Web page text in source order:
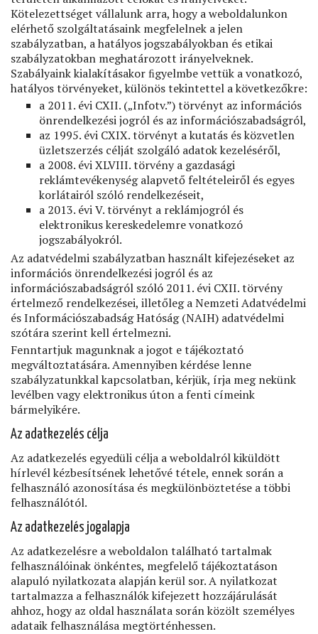
Kötelezettséget vállalunk arra, hogy a weboldalunkon
elérhető szolgáltatásaink megfelelnek a jelen
szabályzatban, a hatályos jogszabályokban és etikai
szabályzatokban meghatározott irányelveknek.
Szabályaink kialakításakor ﬁgyelmbe vettük a vonatkozó,
hatályos törvényeket, különös tekintettel a következőkre:
a 2011. évi CXII. („Infotv.”) törvényt az információs
önrendelkezési jogról és az információszabadságról,
az 1995. évi CXIX. törvényt a kutatás és közvetlen
üzletszerzés célját szolgáló adatok kezeléséről,
a 2008. évi XLVIII. törvény a gazdasági
reklámtevékenység alapvető feltételeiről és egyes
korlátairól szóló rendelkezéseit,
a 2013. évi V. törvényt a reklámjogról és
elektronikus kereskedelemre vonatkozó
jogszabályokról.
Az adatvédelmi szabályzatban használt kifejezéseket az
információs önrendelkezési jogról és az
információszabadságról szóló 2011. évi CXII. törvény
értelmező rendelkezései, illetőleg a Nemzeti Adatvédelmi
és Információszabadság Hatóság (NAIH) adatvédelmi
szótára szerint kell értelmezni.
Fenntartjuk magunknak a jogot e tájékoztató
megváltoztatására. Amennyiben kérdése lenne
szabályzatunkkal kapcsolatban, kérjük, írja meg nekünk
levélben vagy elektronikus úton a fenti címeink
bármelyikére.
Az adatkezelés célja
Az adatkezelés egyedüli célja a weboldalról kiküldött
hírlevél kézbesítsének lehetővé tétele, ennek során a
felhasználó azonosítása és megkülönböztetése a többi
felhasználótól.
Az adatkezelés jogalapja
Az adatkezelésre a weboldalon található tartalmak
felhasználóinak önkéntes, megfelelő tájékoztatáson
alapuló nyilatkozata alapján kerül sor. A nyilatkozat
tartalmazza a felhasználók kifejezett hozzájárulását
ahhoz, hogy az oldal használata során közölt személyes
adataik felhasználása megtörténhessen.